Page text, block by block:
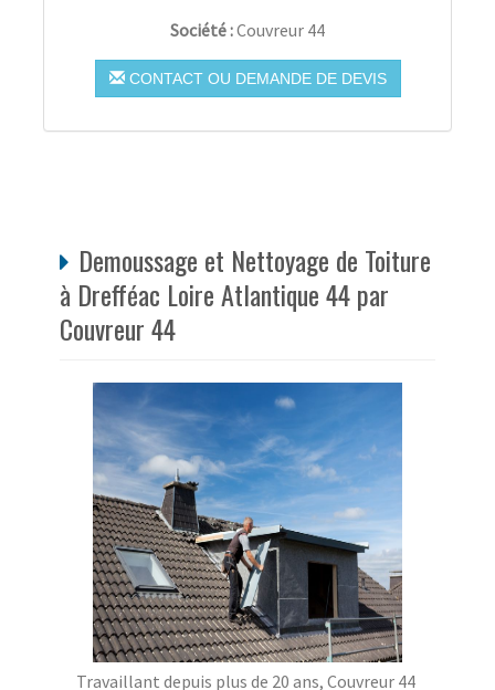
Société :Couvreur 44
CONTACT OU DEMANDE DE DEVIS
Demoussage et Nettoyage de Toiture
à Drefféac Loire Atlantique 44 par
Couvreur 44
Travaillant depuis plus de 20 ans, Couvreur 44